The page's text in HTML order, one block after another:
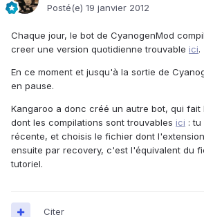
Posté(e) 19 janvier 2012
Chaque jour, le bot de CyanogenMod
creer une version quotidienne trouvable ici.
En ce moment et jusqu'à la sortie de
en pause.
Kangaroo a donc créé un autre bot, qui fait
dont les compilations sont trouvables ici :
récente, et choisis le fichier dont
ensuite par recovery, c'est l'équivalent du
tutoriel.
Citer